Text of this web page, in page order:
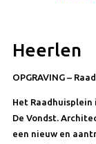
Heerlen
OPGRAVING –
Het
De Vondst.
een nieuw en